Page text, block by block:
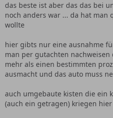
das beste ist aber das das bei
noch anders war ... da hat man
wollte
hier gibts nur eine ausnahme
man per gutachten
mehr als einen bestimmten
ausmacht und das auto muss
auch umgebaute kisten die ein
(auch ein getragen) kriegen